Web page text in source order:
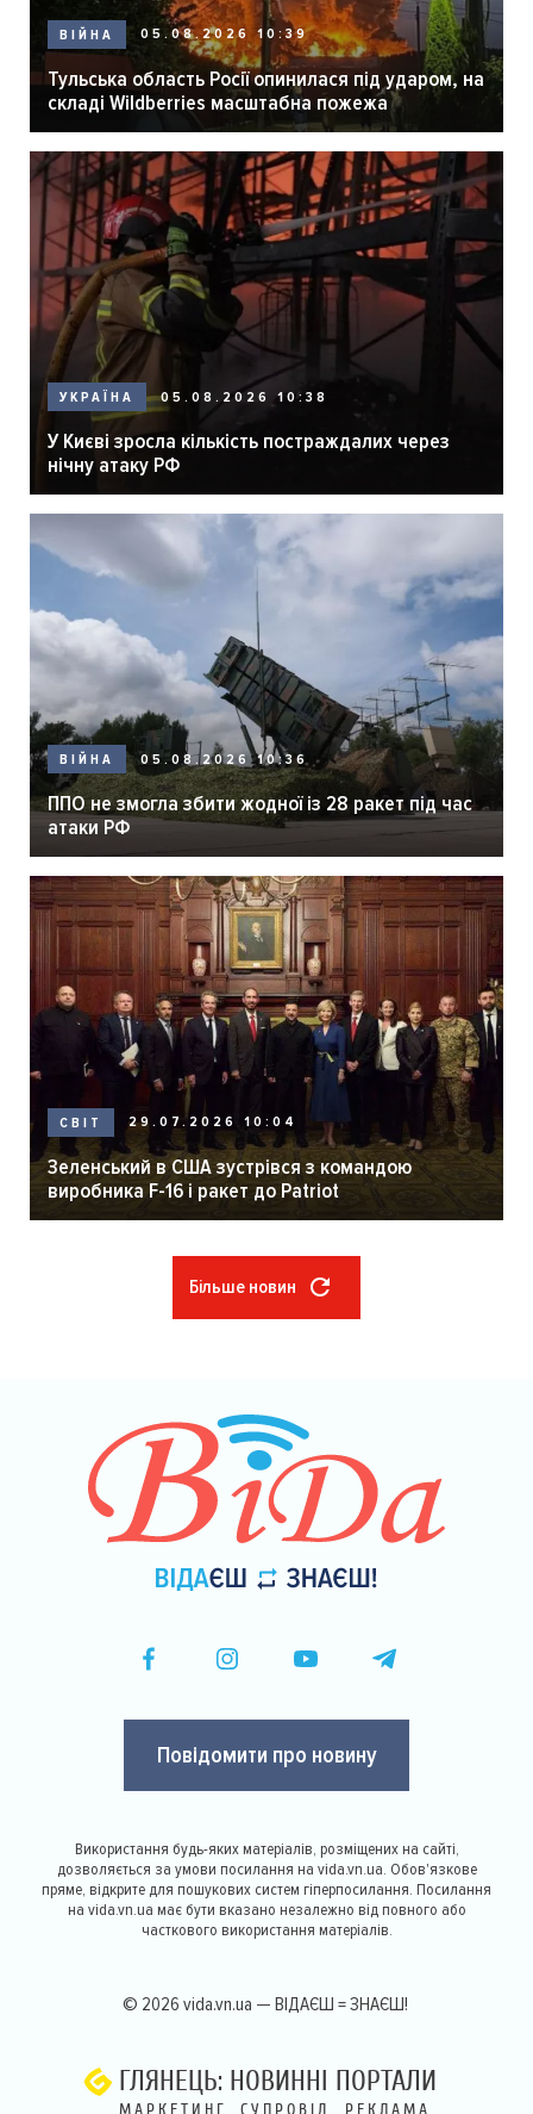
ВІЙНА 05.08.2026 10:39
Тульська область Росії опинилася під ударом, на
складі Wildberries масштабна пожежа
УКРАЇНА 05.08.2026 10:38
У Києві зросла кількість постраждалих через
нічну атаку РФ
ВІЙНА 05.08.2026 10:36
ППО не змогла збити жодної із 28 ракет під час
атаки РФ
СВІТ 29.07.2026 10:04
Зеленський в США зустрівся з командою
виробника F-16 і ракет до Patriot
Більше новин
Повідомити про новину
Використання будь-яких матеріалів, розміщених на сайті,
дозволяється за умови посилання на vida.vn.ua. Обов'язкове
пряме, відкрите для пошукових систем гіперпосилання. Посилання
на vida.vn.ua має бути вказано незалежно від повного або
часткового використання матеріалів.
© 2026 vida.vn.ua — ВІДАЄШ = ЗНАЄШ!
ГЛЯНЕЦЬ: НОВИННІ ПОРТАЛИ
МАРКЕТИНГ, СУПРОВІД, РЕКЛАМА